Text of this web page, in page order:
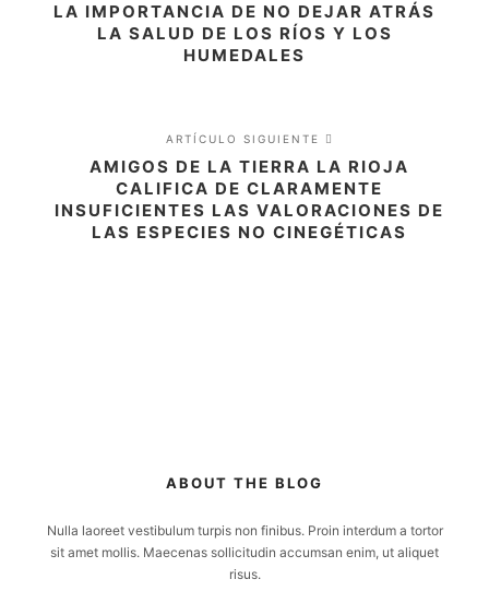
LA IMPORTANCIA DE NO DEJAR ATRÁS
LA SALUD DE LOS RÍOS Y LOS
HUMEDALES
ARTÍCULO SIGUIENTE
AMIGOS DE LA TIERRA LA RIOJA
CALIFICA DE CLARAMENTE
INSUFICIENTES LAS VALORACIONES DE
LAS ESPECIES NO CINEGÉTICAS
ABOUT THE BLOG
Nulla laoreet vestibulum turpis non finibus. Proin interdum a tortor
sit amet mollis. Maecenas sollicitudin accumsan enim, ut aliquet
risus.